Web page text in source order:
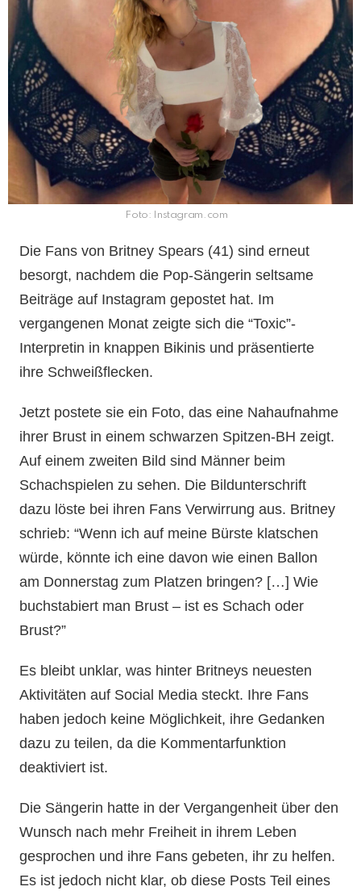
Foto: Instagram.com
Die Fans von Britney Spears (41) sind erneut
besorgt, nachdem die Pop-Sängerin seltsame
Beiträge auf Instagram gepostet hat. Im
vergangenen Monat zeigte sich die “Toxic”-
Interpretin in knappen Bikinis und präsentierte
ihre Schweißflecken.
Jetzt postete sie ein Foto, das eine Nahaufnahme
ihrer Brust in einem schwarzen Spitzen-BH zeigt.
Auf einem zweiten Bild sind Männer beim
Schachspielen zu sehen. Die Bildunterschrift
dazu löste bei ihren Fans Verwirrung aus. Britney
schrieb: “Wenn ich auf meine Bürste klatschen
würde, könnte ich eine davon wie einen Ballon
am Donnerstag zum Platzen bringen? […] Wie
buchstabiert man Brust – ist es Schach oder
Brust?”
Es bleibt unklar, was hinter Britneys neuesten
Aktivitäten auf Social Media steckt. Ihre Fans
haben jedoch keine Möglichkeit, ihre Gedanken
dazu zu teilen, da die Kommentarfunktion
deaktiviert ist.
Die Sängerin hatte in der Vergangenheit über den
Wunsch nach mehr Freiheit in ihrem Leben
gesprochen und ihre Fans gebeten, ihr zu helfen.
Es ist jedoch nicht klar, ob diese Posts Teil eines